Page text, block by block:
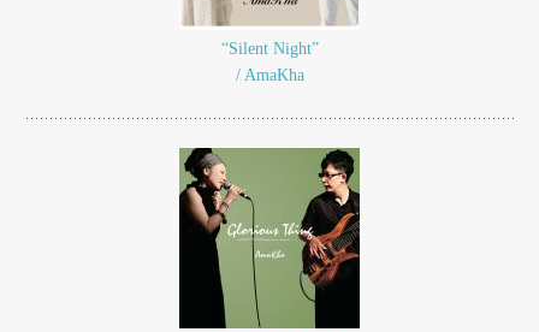
“Silent Night”
/ AmaKha